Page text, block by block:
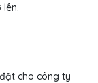
lên.
cho công ty